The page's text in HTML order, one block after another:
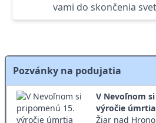
vami do skončenia
Pozvánky na podujatia
V Nevoľnom
výročie
Žiar nad